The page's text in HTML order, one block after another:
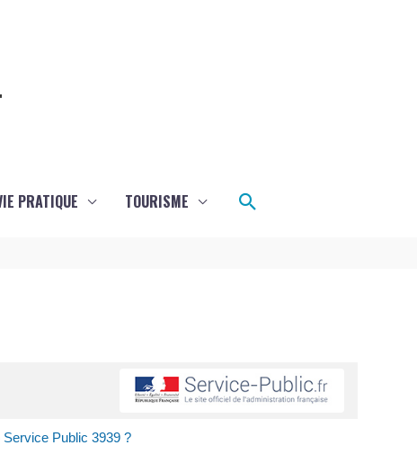
PRATIQUE TOURISME Rechercher
Public 3939 ?